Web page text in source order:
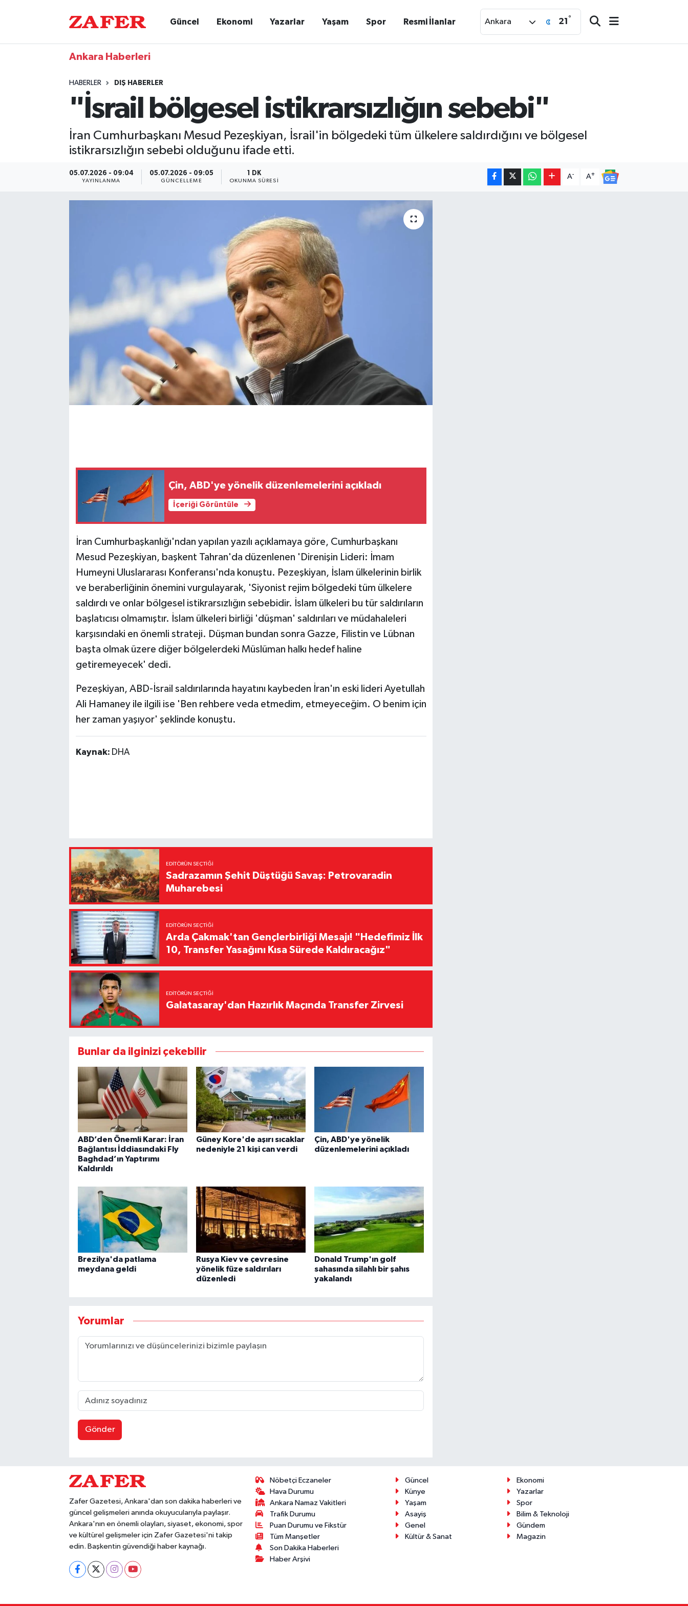
Güncel Ekonomi Yazarlar Yaşam Spor Resmi İlanlar Ankara 21 °
Ankara Haberleri
HABERLER DIŞ HABERLER
"İsrail bölgesel istikrarsızlığın sebebi"
İran Cumhurbaşkanı Mesud Pezeşkiyan, İsrail'in bölgedeki tüm ülkelere saldırdığını ve bölgesel
istikrarsızlığın sebebi olduğunu ifade etti.
05.07.2026 - 09:04
YAYINLANMA
05.07.2026 - 09:05
GÜNCELLEME
1 DK
OKUNMA SÜRESI
A- A+
Çin, ABD'ye yönelik düzenlemelerini açıkladı
İçeriği Görüntüle
İran Cumhurbaşkanlığı'ndan yapılan yazılı açıklamaya göre, Cumhurbaşkanı
Mesud Pezeşkiyan, başkent Tahran'da düzenlenen 'Direnişin Lideri: İmam
Humeyni Uluslararası Konferansı'nda konuştu. Pezeşkiyan, İslam ülkelerinin birlik
ve beraberliğinin önemini vurgulayarak, 'Siyonist rejim bölgedeki tüm ülkelere
saldırdı ve onlar bölgesel istikrarsızlığın sebebidir. İslam ülkeleri bu tür saldırıların
başlatıcısı olmamıştır. İslam ülkeleri birliği 'düşman' saldırıları ve müdahaleleri
karşısındaki en önemli strateji. Düşman bundan sonra Gazze, Filistin ve Lübnan
başta olmak üzere diğer bölgelerdeki Müslüman halkı hedef haline
getiremeyecek' dedi.
Pezeşkiyan, ABD-İsrail saldırılarında hayatını kaybeden İran'ın eski lideri Ayetullah
Ali Hamaney ile ilgili ise 'Ben rehbere veda etmedim, etmeyeceğim. O benim için
her zaman yaşıyor' şeklinde konuştu.
Kaynak: DHA
EDITÖRÜN SEÇTIĞI
Sadrazamın Şehit Düştüğü Savaş: Petrovaradin
Muharebesi
EDITÖRÜN SEÇTIĞI
Arda Çakmak'tan Gençlerbirliği Mesajı! "Hedefimiz İlk
10, Transfer Yasağını Kısa Sürede Kaldıracağız"
EDITÖRÜN SEÇTIĞI
Galatasaray'dan Hazırlık Maçında Transfer Zirvesi
Bunlar da ilginizi çekebilir
ABD’den Önemli Karar: İran
Bağlantısı İddiasındaki Fly
Baghdad’ın Yaptırımı
Kaldırıldı
Güney Kore'de aşırı sıcaklar
nedeniyle 21 kişi can verdi
Çin, ABD'ye yönelik
düzenlemelerini açıkladı
Brezilya'da patlama
meydana geldi
Rusya Kiev ve çevresine
yönelik füze saldırıları
düzenledi
Donald Trump'ın golf
sahasında silahlı bir şahıs
yakalandı
Yorumlar
Gönder
Zafer Gazetesi, Ankara'dan son dakika haberleri ve
güncel gelişmeleri anında okuyucularıyla paylaşır.
Ankara'nın en önemli olayları, siyaset, ekonomi, spor
ve kültürel gelişmeler için Zafer Gazetesi'ni takip
edin. Başkentin güvendiği haber kaynağı.
Nöbetçi Eczaneler
Hava Durumu
Ankara Namaz Vakitleri
Trafik Durumu
Puan Durumu ve Fikstür
Tüm Manşetler
Son Dakika Haberleri
Haber Arşivi
Güncel
Ekonomi
Künye
Yazarlar
Yaşam
Spor
Asayiş
Bilim & Teknoloji
Genel
Gündem
Kültür & Sanat
Magazin